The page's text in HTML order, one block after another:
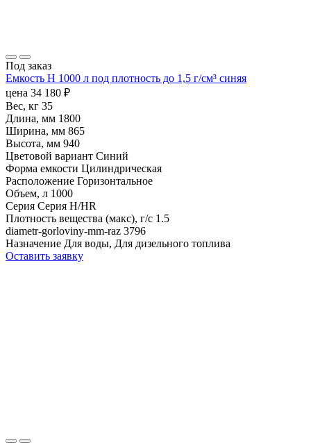
Под заказ
Емкость H 1000 л под плотность до 1,5 г/см³ синяя
цена 34 180 ₽
Вес, кг 35
Длина, мм 1800
Ширина, мм 865
Высота, мм 940
Цветовой вариант Синий
Форма емкости Цилиндрическая
Расположение Горизонтальное
Объем, л 1000
Серия Серия H/HR
Плотность вещества (макс), г/с 1.5
diametr-gorloviny-mm-raz 3796
Назначение Для воды, Для дизельного топлива
Оставить заявку